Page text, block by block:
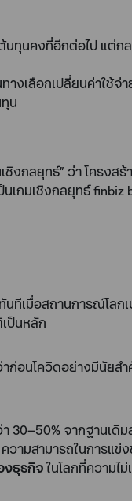
ทุนคงที่อีกต่อไป แต่ก
งเลือกเปลี่ยนค่าใช้จ่
น
ลยุทธ์” ว่า โครงสร้
กมเชิงกลยุทธ์
มื่อสถานการณ์โลกเ
ป็นหลัก
อนโควิดอย่างมีนัยส
จากฐานเดิ
ามสามารถในการแข่
งธุรกิจในโลกที่ความไ